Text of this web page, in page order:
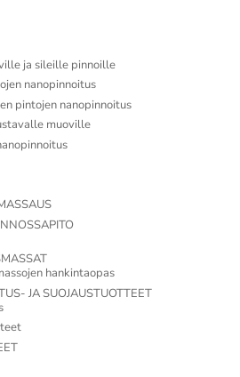
ja sileille pinnoille
nanopinnoitus
pintojen nanopinnoitus
muoville
hankintaopas
JA SUOJAUSTUOTTEET